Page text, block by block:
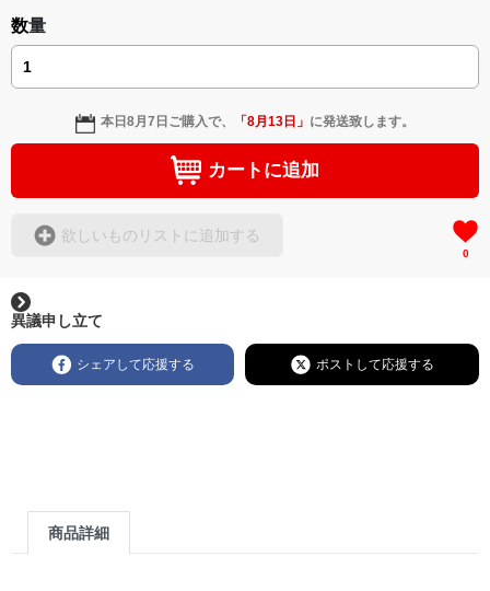
数量
本日8月7日 ご購入で、 「8月13日 」 に発送致します。
カートに追加
欲しいものリストに追加する
0
異議申し立て
シェアして応援する ポストして応援する
商品詳細